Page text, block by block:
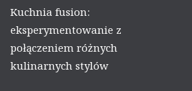
Kuchnia fusion:
eksperymentowanie z
połączeniem różnych
kulinarnych stylów